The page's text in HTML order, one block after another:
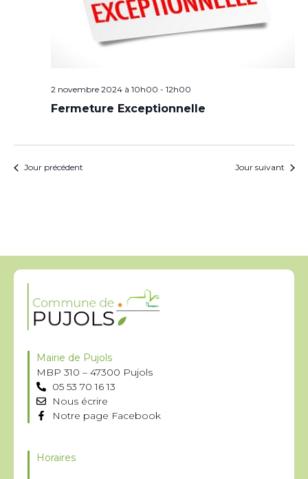
2 novembre 2024 à 10h00 - 12h00
Fermeture Exceptionnelle
Jour précédent Jour suivant
Mairie de Pujols
MBP 310 – 47300 Pujols
05 53 70 16 13
Nous écrire
Notre page Facebook
Horaires